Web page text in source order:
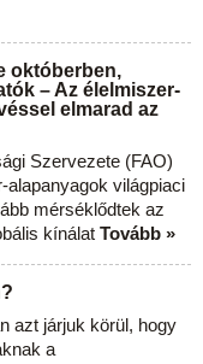
októberben,
– Az élelmiszer-
elmarad az
Szervezete (FAO)
alapanyagok világpiaci
mérséklődtek az
kínálat Tovább »
azt járjuk körül, hogy
a